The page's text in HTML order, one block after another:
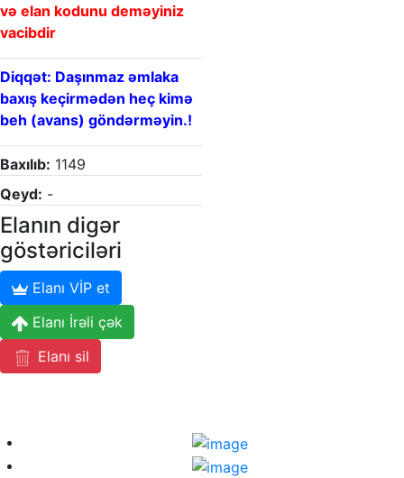
və elan kodunu deməyiniz
vacibdir
Diqqət: Daşınmaz əmlaka
baxış keçirmədən heç kimə
beh (avans) göndərməyin.!
Baxılıb: 1149
Qeyd: -
Elanın digər
göstəriciləri
Elanı VİP et
Elanı İrəli çək
Elanı sil